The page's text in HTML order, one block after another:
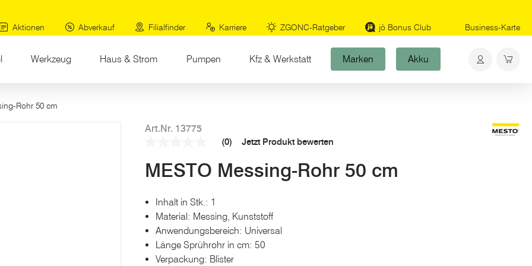
Aktionen
Abverkauf Filialfinder Karriere ZGONC-Ratgeber jö Bonus Club Business-Karte
Werkzeug Haus & Strom Pumpen Kfz & Werkstatt Marken Akku
Rohr 50 cm
Art.Nr. 13775
Link
auf
(0) Jetzt Produkt bewerten
MESTO Messing-Rohr 50 cm
Inhalt in Stk.: 1
Material: Messing, Kunststoff
Anwendungsbereich: Universal
Länge Sprührohr in cm: 50
Verpackung: Blister